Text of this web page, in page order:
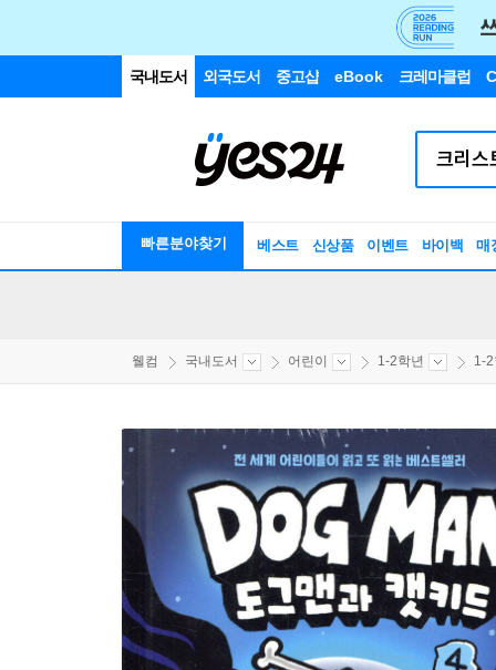
국내도서 외국도서 중고샵 eBook 크레마클럽
빠른분야찾기 베스트 신상품 이벤트 바이백 매
웰컴 국내도서 어린이 1-2학년 1-